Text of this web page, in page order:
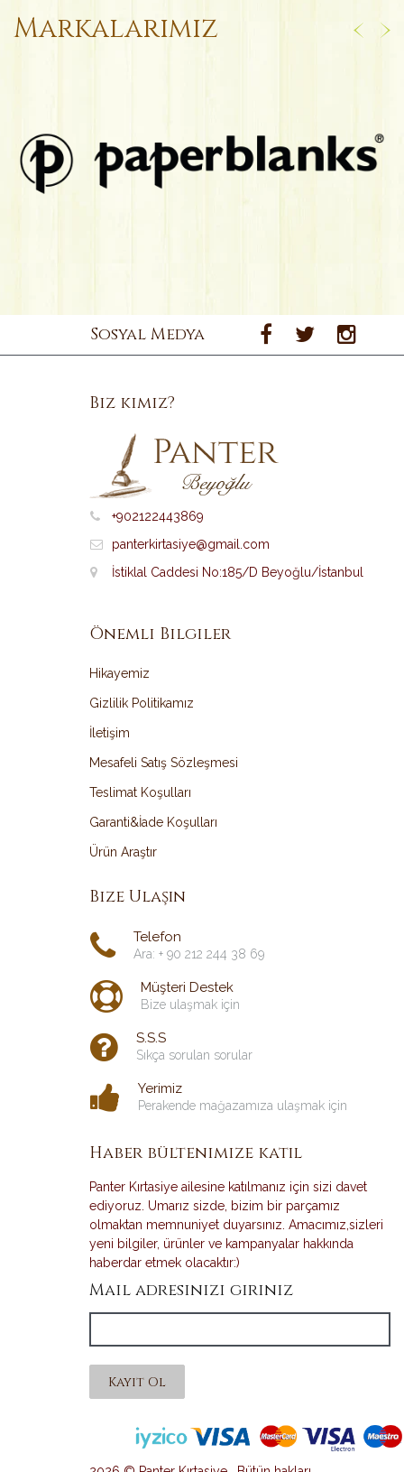
Markalarımız
Sosyal Medya
Biz kimiz?
+902122443869
panterkirtasiye@gmail.com
İstiklal Caddesi No:185/D Beyoğlu/İstanbul
Önemli Bilgiler
Hikayemiz
Gizlilik Politikamız
İletişim
Mesafeli Satış Sözleşmesi
Teslimat Koşulları
Garanti&İade Koşulları
Ürün Araştır
Bize Ulaşın
Telefon
Ara: + 90 212 244 38 69
Müşteri Destek
Bize ulaşmak için
S.S.S
Sıkça sorulan sorular
Yerimiz
Perakende mağazamıza ulaşmak için
Haber bültenimize katıl
Panter Kırtasiye ailesine katılmanız için sizi davet
ediyoruz. Umarız sizde, bizim bir parçamız
olmaktan memnuniyet duyarsınız. Amacımız,sizleri
yeni bilgiler, ürünler ve kampanyalar hakkında
haberdar etmek olacaktır:)
Mail adresinizi giriniz
Kayıt Ol